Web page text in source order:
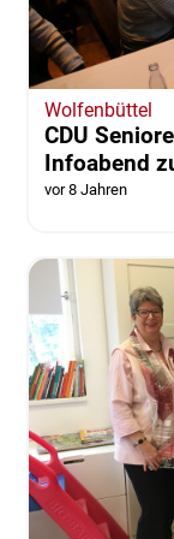
Wolfenbüttel
CDU
Infoabend
vor 8 Jahren